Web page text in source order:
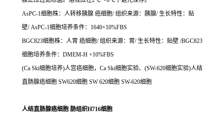
AsPC-1细胞株：人转移胰腺 癌细胞/ 组织来源：胰腺/ 生长特性：贴
壁/ AsPC-1细胞培养条件：1640+10%FBS
BGC823细胞株：人胃 癌细胞/ 组织来源：胃/ 生长特性：贴壁 /BGC823
细胞培养条件：DMEM-H +10%FBS
(Ca Ski细胞培养)人宫癌细胞，Ca Ski细胞实验、(SW-620细胞实验)人结
直肠腺癌细胞 SW620细胞 SW 620细胞 SW-620细胞
人结直肠腺癌细胞 肠组织H716细胞